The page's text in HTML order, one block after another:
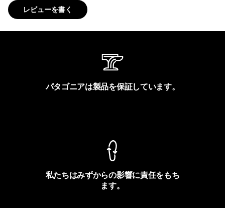
レビューを書く
パタゴニアは製品を保証しています。
私たちはみずからの影響に責任をもち
ます。